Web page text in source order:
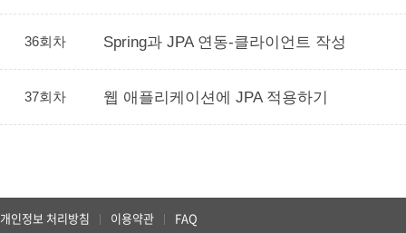
36회차 Spring과 JPA 연동-클라이언트 작성
37회차 웹 애플리케이션에 JPA 적용하기
개인정보 처리방침 | 이용약관 | FAQ